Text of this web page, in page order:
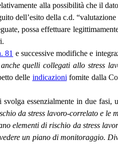
alla possibilità che il
dell’esito della c.d.
possa effettuare
81 e successive modifiche e
quelli collegati allo stress
delle indicazioni fomite dalla
essenzialmente in due fasi,
da stress lavoro-correlato e le
elementi di rischio da stress
un piano di monitoraggio.